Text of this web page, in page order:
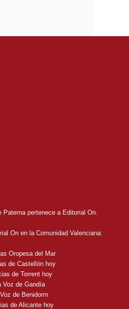
Paterna pertenece a Editorial On.
On en la Comunidad Valenciana:
Oropesa del Mar
de Castellón hoy
de Torrent hoy
Voz de Gandía
de Benidorm
de Alicante hoy